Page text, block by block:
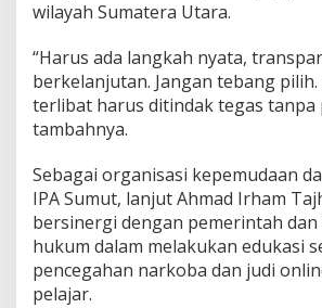
d
u
m
u
n
g
a
n
D
u
wilayah Sumatera Utara.
“Harus ada langkah nyata,
berkelanjutan. Jangan tebang
terlibat harus ditindak tegas tanpa
tambahnya.
Sebagai organisasi kepemudaan
IPA Sumut, lanjut Ahmad Irham
bersinergi dengan pemerintah
hukum dalam melakukan edukasi
pencegahan narkoba dan judi
pelajar.